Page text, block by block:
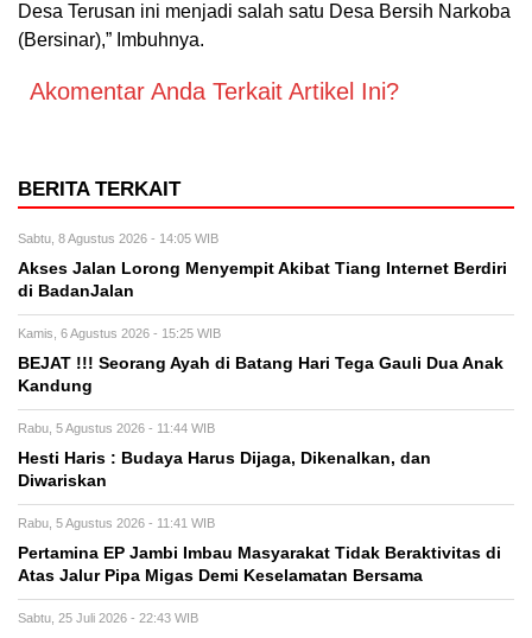
Desa Terusan ini menjadi salah satu Desa Bersih Narkoba
(Bersinar),” Imbuhnya.
Akomentar Anda Terkait Artikel Ini?
BERITA TERKAIT
Sabtu, 8 Agustus 2026 - 14:05 WIB
Akses Jalan Lorong Menyempit Akibat Tiang Internet Berdiri
di BadanJalan
Kamis, 6 Agustus 2026 - 15:25 WIB
BEJAT !!! Seorang Ayah di Batang Hari Tega Gauli Dua Anak
Kandung
Rabu, 5 Agustus 2026 - 11:44 WIB
Hesti Haris : Budaya Harus Dijaga, Dikenalkan, dan
Diwariskan
Rabu, 5 Agustus 2026 - 11:41 WIB
Pertamina EP Jambi Imbau Masyarakat Tidak Beraktivitas di
Atas Jalur Pipa Migas Demi Keselamatan Bersama
Sabtu, 25 Juli 2026 - 22:43 WIB